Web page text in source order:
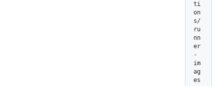
ti
on
s/
ru
nn
er
-
im
ag
es